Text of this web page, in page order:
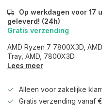
Op werkdagen voor 17
geleverd! (24h)
Gratis verzending
AMD Ryzen 7 7800X3D,
Tray, AMD, 7800X3D
Lees meer
Alleen voor zakelijke
Gratis verzending vanaf